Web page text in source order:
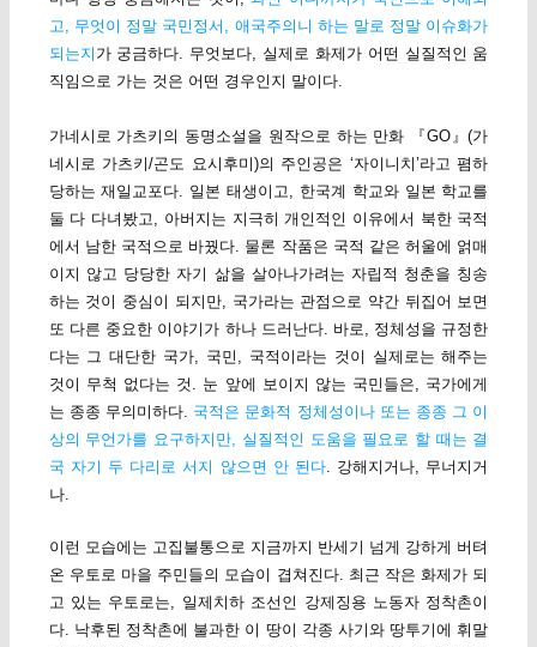
고, 무엇이 정말 국민정서, 애국주의니 하는 말로 정말 이슈화가
되는지 가 궁금하다. 무엇보다, 실제로 화제가 어떤 실질적인 움
직임으로 가는 것은 어떤 경우인지 말이다.
가네시로 가츠키의 동명소설을 원작으로 하는 만화 『GO』(가
네시로 가츠키/곤도 요시후미)의 주인공은 ‘자이니치’라고 폄하
당하는 재일교포다. 일본 태생이고, 한국계 학교와 일본 학교를
둘 다 다녀봤고, 아버지는 지극히 개인적인 이유에서 북한 국적
에서 남한 국적으로 바꿨다. 물론 작품은 국적 같은 허울에 얽매
이지 않고 당당한 자기 삶을 살아나가려는 자립적 청춘을 칭송
하는 것이 중심이 되지만, 국가라는 관점으로 약간 뒤집어 보면
또 다른 중요한 이야기가 하나 드러난다. 바로, 정체성을 규정한
다는 그 대단한 국가, 국민, 국적이라는 것이 실제로는 해주는
것이 무척 없다는 것. 눈 앞에 보이지 않는 국민들은, 국가에게
는 종종 무의미하다. 국적은 문화적 정체성이나 또는 종종 그 이
상의 무언가를 요구하지만, 실질적인 도움을 필요로 할 때는 결
국 자기 두 다리로 서지 않으면 안 된다. 강해지거나, 무너지거
나.
이런 모습에는 고집불통으로 지금까지 반세기 넘게 강하게 버텨
온 우토로 마을 주민들의 모습이 겹쳐진다. 최근 작은 화제가 되
고 있는 우토로는, 일제치하 조선인 강제징용 노동자 정착촌이
다. 낙후된 정착촌에 불과한 이 땅이 각종 사기와 땅투기에 휘말